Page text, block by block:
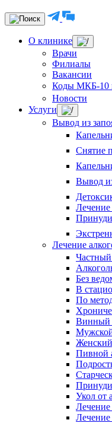
О клинике
Врачи
Филиалы
Вакансии
Коды МКБ-10
Новости
Услуги
Вывод из
Снятие
Вывод
Лечение
Лечение
Частный
Без
В
По
Винный
Пивной
Укол от
Лечение